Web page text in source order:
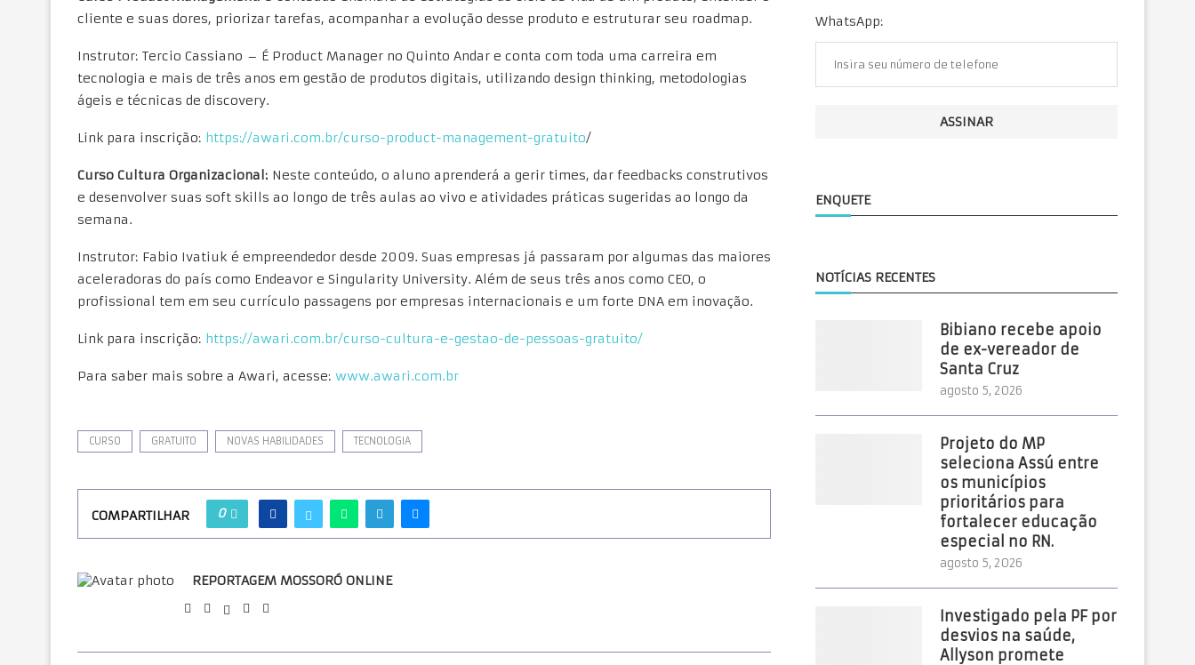
cliente e suas dores, priorizar tarefas, acompanhar a evolução desse produto e estruturar seu roadmap.
Instrutor: Tercio Cassiano – É Product Manager no Quinto Andar e conta com toda uma carreira em
tecnologia e mais de três anos em gestão de produtos digitais, utilizando design thinking, metodologias
ágeis e técnicas de discovery.
Link para inscrição: https://awari.com.br/curso-product-management-gratuito/
Curso Cultura Organizacional: Neste conteúdo, o aluno aprenderá a gerir times, dar feedbacks construtivos
e desenvolver suas soft skills ao longo de três aulas ao vivo e atividades práticas sugeridas ao longo da
semana.
Instrutor: Fabio Ivatiuk é empreendedor desde 2009. Suas empresas já passaram por algumas das maiores
aceleradoras do país como Endeavor e Singularity University. Além de seus três anos como CEO, o
profissional tem em seu currículo passagens por empresas internacionais e um forte DNA em inovação.
Link para inscrição: https://awari.com.br/curso-cultura-e-gestao-de-pessoas-gratuito/
Para saber mais sobre a Awari, acesse: www.awari.com.br
CURSO GRATUITO NOVAS HABILIDADES TECNOLOGIA
COMPARTILHAR 0
REPORTAGEM MOSSORÓ ONLINE
WhatsApp:
ENQUETE
NOTÍCIAS RECENTES
Bibiano recebe apoio
de ex-vereador de
Santa Cruz
agosto 5, 2026
Projeto do MP
seleciona Assú entre
os municípios
prioritários para
fortalecer educação
especial no RN.
agosto 5, 2026
Investigado pela PF por
desvios na saúde,
Allyson promete